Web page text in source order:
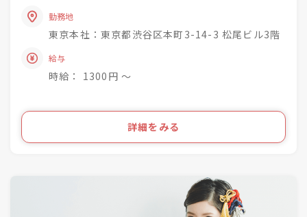
他にも、デザイン系ソフトを使える方や、電話業務の経
験ある方も大歓迎！
と楽しく働けますよ♪
●お電話でのご案内、及び問い合わせ対応
●PC入力業務
●ごく簡単なデザイン関連業務
◇慣れるまで、先輩がフォロー＆サポートしま
◆部署の隔てなく、みんな仲の良い職場です。
勤務地
東京本社：東京都渋谷区本町3-14-3 松尾ビル3階
給与
時給： 1300円 〜
詳細をみる